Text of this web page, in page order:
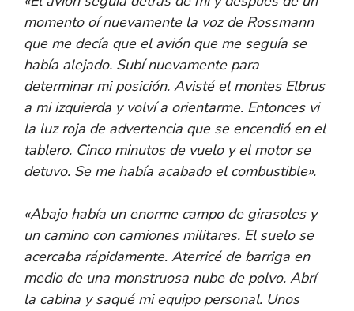
momento oí nuevamente la voz de Rossmann
que me decía que el avión que me seguía se
había alejado. Subí nuevamente para
determinar mi posición. Avisté el montes Elbrus
a mi izquierda y volví a orientarme. Entonces vi
la luz roja de advertencia que se encendió en el
tablero. Cinco minutos de vuelo y el motor se
detuvo. Se me había acabado el combustible».
«Abajo había un enorme campo de girasoles y
un camino con camiones militares. El suelo se
acercaba rápidamente. Aterricé de barriga en
medio de una monstruosa nube de polvo. Abrí
la cabina y saqué mi equipo personal. Unos